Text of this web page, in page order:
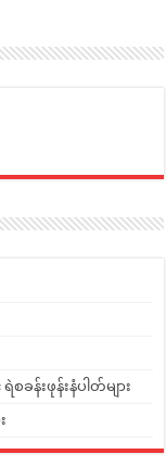
န်းဖုန်းနံပါတ်များ